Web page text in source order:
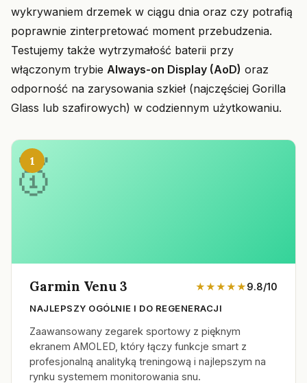
wykrywaniem drzemek w ciągu dnia oraz czy potrafią
poprawnie zinterpretować moment przebudzenia.
Testujemy także wytrzymałość baterii przy
włączonym trybie Always-on Display (AoD) oraz
odporność na zarysowania szkieł (najczęściej Gorilla
Glass lub szafirowych) w codziennym użytkowaniu.
1
Garmin Venu 3 ★★★★★9.8/10
NAJLEPSZY OGÓLNIE I DO REGENERACJI
Zaawansowany zegarek sportowy z pięknym
ekranem AMOLED, który łączy funkcje smart z
profesjonalną analityką treningową i najlepszym na
rynku systemem monitorowania snu.